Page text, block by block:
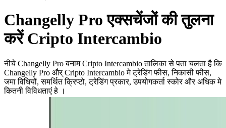
Changelly Pro एक्सचेंजों की तुलना
करें Cripto Intercambio
नीचे Changelly Pro बनाम Cripto Intercambio तालिका से पता चलता है कि
Changelly Pro और् Cripto Intercambio मे ट्रेडिंग फीस, निकासी फीस,
जमा विधियों, समर्थित क्रिप्टो, ट्रेडिंग प्रकार, उपयोगकर्ता स्कोर और अधिक मे
कितनी विविधताएं हे ।